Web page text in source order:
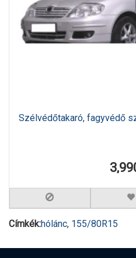
Szélvédőtakaró, fagyvédő
Címkék:hólánc, 155/80R15